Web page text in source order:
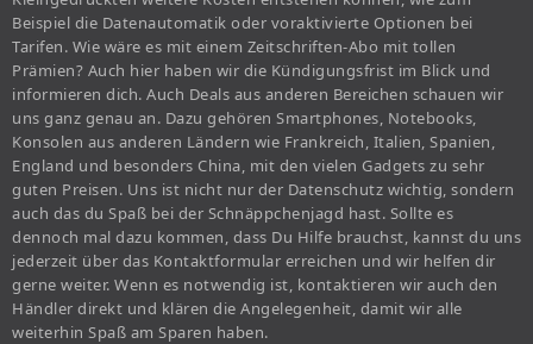
Beispiel die Datenautomatik oder voraktivierte Optionen bei
Tarifen. Wie wäre es mit einem Zeitschriften-Abo mit tollen
Prämien? Auch hier haben wir die Kündigungsfrist im Blick und
informieren dich. Auch Deals aus anderen Bereichen schauen wir
uns ganz genau an. Dazu gehören Smartphones, Notebooks,
Konsolen aus anderen Ländern wie Frankreich, Italien, Spanien,
England und besonders China, mit den vielen Gadgets zu sehr
guten Preisen. Uns ist nicht nur der Datenschutz wichtig, sondern
auch das du Spaß bei der Schnäppchenjagd hast. Sollte es
dennoch mal dazu kommen, dass Du Hilfe brauchst, kannst du uns
jederzeit über das Kontaktformular erreichen und wir helfen dir
gerne weiter. Wenn es notwendig ist, kontaktieren wir auch den
Händler direkt und klären die Angelegenheit, damit wir alle
weiterhin Spaß am Sparen haben.